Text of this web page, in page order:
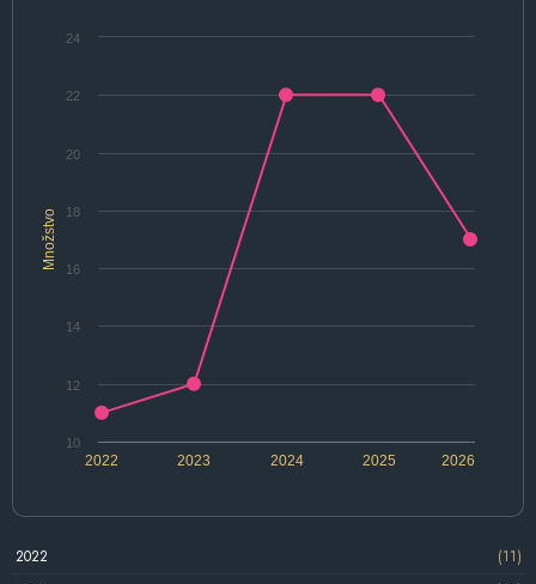
Množstvo
2022 2024 2026
2023 2025
10
12
14
16
18
20
22
24
2022
(11)